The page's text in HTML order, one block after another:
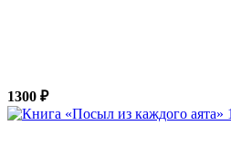
1300 ₽